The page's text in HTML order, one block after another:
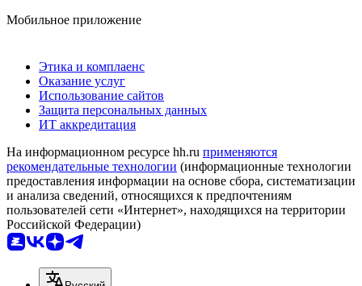
Мобильное приложение
Этика и комплаенс
Оказание услуг
Использование сайтов
Защита персональных данных
ИТ аккредитация
На информационном ресурсе hh.ru применяются
рекомендательные технологии (информационные технологии
предоставления информации на основе сбора, систематизации
и анализа сведений, относящихся к предпочтениям
пользователей сети «Интернет», находящихся на территории
Российской Федерации)